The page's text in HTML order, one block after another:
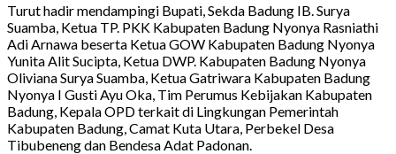
Turut hadir mendampingi Bupati, Sekda Badung IB. Surya
Suamba, Ketua TP. PKK Kabupaten Badung Nyonya Rasniathi
Adi Arnawa beserta Ketua GOW Kabupaten Badung Nyonya
Yunita Alit Sucipta, Ketua DWP. Kabupaten Badung Nyonya
Oliviana Surya Suamba, Ketua Gatriwara Kabupaten Badung
Nyonya I Gusti Ayu Oka, Tim Perumus Kebijakan Kabupaten
Badung, Kepala OPD terkait di Lingkungan Pemerintah
Kabupaten Badung, Camat Kuta Utara, Perbekel Desa
Tibubeneng dan Bendesa Adat Padonan.